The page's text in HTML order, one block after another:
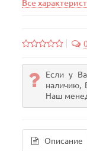
Все
Если у
наличию,
Наш
Описание